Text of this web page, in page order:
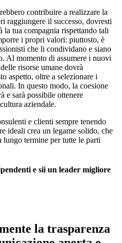
contribuire a realizzare la
raggiungere il successo, dovresti
la tua compagnia rispettando tali
i propri valori: piuttosto, è
che li condividano e siano
Al momento di assumere i nuovi
risorse umane dovrà
aspetto, oltre a selezionare i
In questo modo, la coesione
e sarà possibile ottenere
aziendale.
e clienti sempre tenendo
ideali crea un legame solido, che
lungo termine per tutte le parti
e sii un leader migliore
la trasparenza